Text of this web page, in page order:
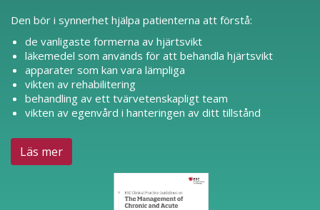
Den bör i synnerhet hjälpa patienterna att förstå:
de vanligaste formerna av hjärtsvikt
läkemedel som används för att behandla hjärtsvikt
apparater som kan vara lämpliga
vikten av rehabilitering
behandling av ett tvärvetenskapligt team
vikten av egenvård i hanteringen av ditt tillstånd
Läs mer